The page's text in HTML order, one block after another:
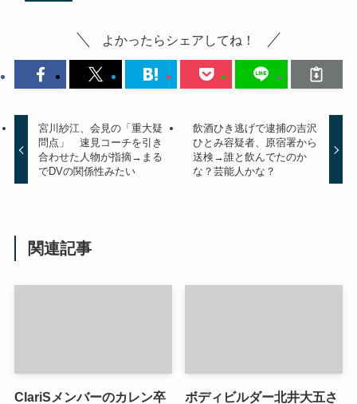
よかったらシェアしてね！
宮川紗江、会見の「重大疑
問点」 速見コーチを引き
合わせた人物が指摘→まる
でDVの関係性みたい
飲酒ひき逃げで逮捕の吉沢
ひとみ容疑者、原宿署から
送検→誰と飲んでたのか
な？芸能人かな？
関連記事
ClariSメンバーのカレン卒
ボディビルダー北井大五さ